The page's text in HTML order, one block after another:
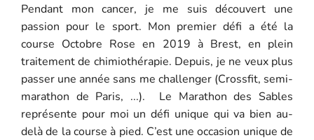
Pendant mon cancer, je me suis découvert une
passion pour le sport. Mon premier défi a été la
course Octobre Rose en 2019 à Brest, en plein
traitement de chimiothérapie. Depuis, je ne veux plus
passer une année sans me challenger (Crossfit, semi-
marathon de Paris, ...). Le Marathon des Sables
représente pour moi un défi unique qui va bien au-
delà de la course à pied. C’est une occasion unique de